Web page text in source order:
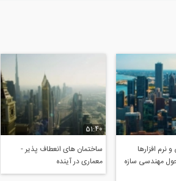
افزارها
مهندسی سازه
51:40
ساختمان های انعطاف پذیر -
معماری در آینده